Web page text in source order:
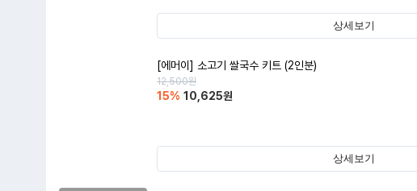
상세보기
[에머이] 소고기 쌀국수 키트 (2인분)
12,500원
15% 10,625원
상세보기